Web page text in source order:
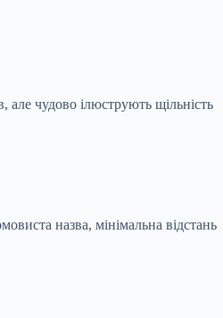
але чудово ілюструють щільність
назва, мінімальна відстань